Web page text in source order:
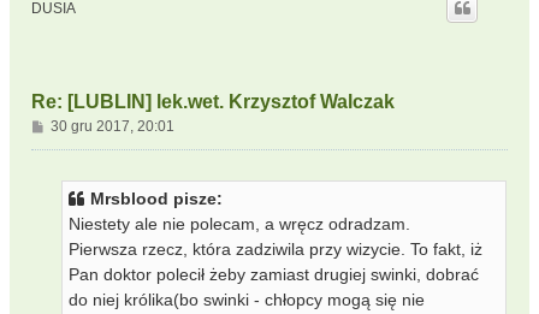
DUSIA
Re: [LUBLIN] lek.wet. Krzysztof Walczak
P
o
30 gru 2017, 20:01
Mrsblood pisze:
Niestety ale nie polecam, a wręcz odradzam.
Pierwsza rzecz, która zadziwila przy wizycie. To fakt, iż
Pan doktor polecił żeby zamiast drugiej swinki, dobrać
do niej królika(bo swinki - chłopcy mogą się nie